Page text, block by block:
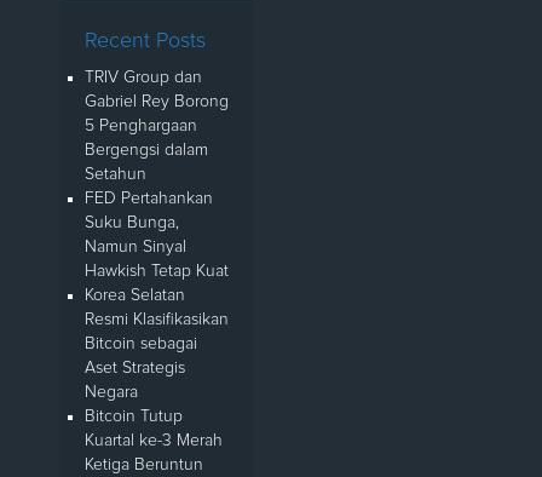
Recent Posts
TRIV Group dan
Gabriel Rey Borong
5 Penghargaan
Bergengsi dalam
Setahun
FED Pertahankan
Suku Bunga,
Namun Sinyal
Hawkish Tetap Kuat
Korea Selatan
Resmi Klasifikasikan
Bitcoin sebagai
Aset Strategis
Negara
Bitcoin Tutup
Kuartal ke-3 Merah
Ketiga Beruntun